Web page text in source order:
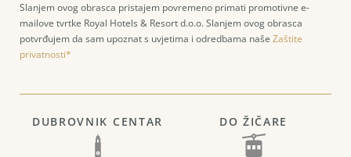
Slanjem ovog obrasca pristajem povremeno primati promotivne e-
mailove tvrtke Royal Hotels & Resort d.o.o. Slanjem ovog obrasca
potvrđujem da sam upoznat s uvjetima i odredbama naše Zaštite
privatnosti*
DUBROVNIK CENTAR DO ŽIČARE